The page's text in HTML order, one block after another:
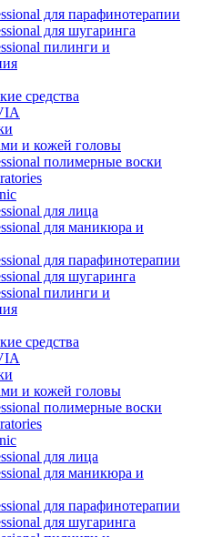
для парафинотерапии
для шугаринга
пилинги и
средства
и кожей головы
полимерные воски
для лица
для маникюра и
для парафинотерапии
для шугаринга
пилинги и
средства
и кожей головы
полимерные воски
для лица
для маникюра и
для парафинотерапии
для шугаринга